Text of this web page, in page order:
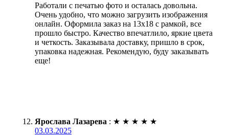
Работали с печатью фото и осталась довольна.
Очень удобно, что можно загрузить изображения
онлайн. Оформила заказ на 13х18 с рамкой, все
прошло быстро. Качество впечатлило, яркие цвета
и четкость. Заказывала доставку, пришло в срок,
упаковка надежная. Рекомендую, буду заказывать
еще!
Ярослава Лазарева : ★ ★ ★ ★ ★
03.03.2025